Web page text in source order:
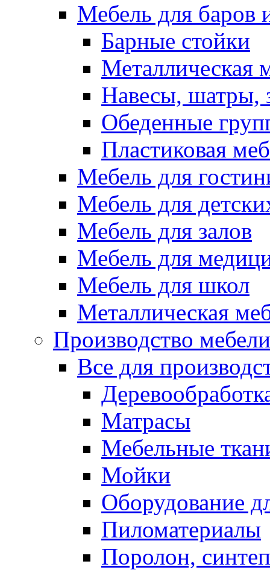
Мебель для баров
Барные стойки
Металлическая
Навесы, шатры,
Обеденные
Пластиковая
Мебель для
Мебель для
Мебель для залов
Мебель для
Мебель для школ
Металлическая
Производство мебели
Все для
Матрасы
Мебельные
Мойки
Оборудование
Пиломатериалы
Поролон,